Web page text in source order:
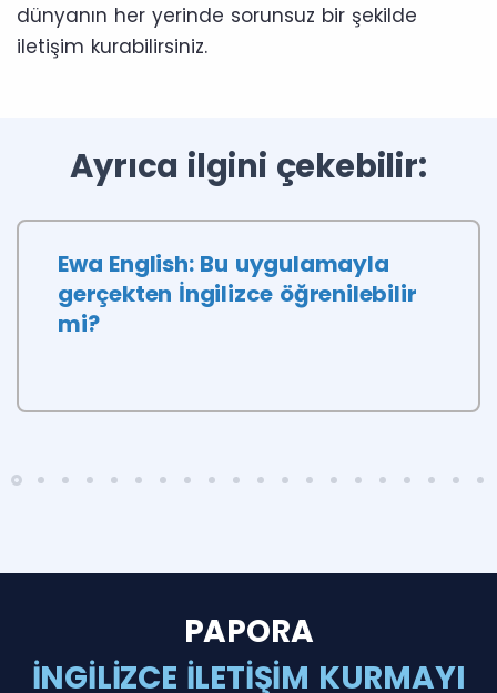
dünyanın her yerinde sorunsuz bir şekilde
iletişim kurabilirsiniz.
Ayrıca ilgini çekebilir:
Ewa English: Bu uygulamayla
gerçekten İngilizce öğrenilebilir
mi?
PAPORA
İNGİLİZCE İLETİŞİM KURMAYI